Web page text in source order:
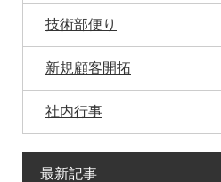
技術部便り
新規顧客開拓
社内行事
最新記事